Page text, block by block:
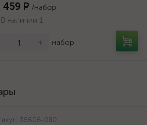
459 ₽ /набор
В наличии 1
+ набор
36606-080